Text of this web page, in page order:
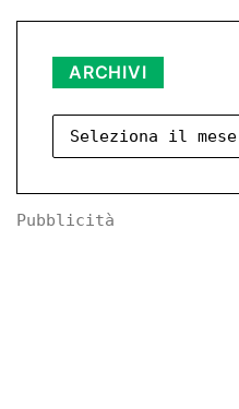
ARCHIVI
Pubblicità